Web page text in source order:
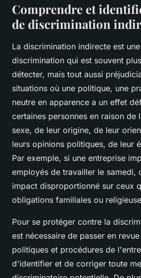
Comprendre et
de discrimination
La discrimination indirecte est
discrimination qui est souvent
détecter, mais tout aussi
situations où une politique, une
neutre en apparence a un effet
certaines personnes en raison de
sexe, de leur origine, de leur
leurs opinions politiques, de leur
Par exemple, si une entreprise
employés de travailler le samedi,
impact disproportionné sur ceux
obligations familiales ou
Pour se protéger contre la
est nécessaire de passer en
politiques et procédures de
d'identifier et de corriger toute